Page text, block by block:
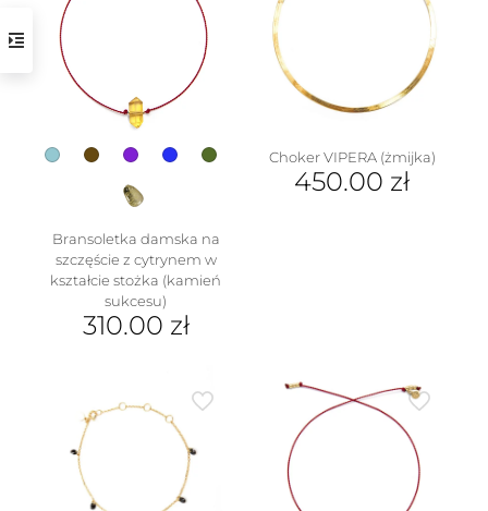
stronie
produktu
produktu
Bransoletka damska na
szczęście z cytrynem w
kształcie stożka (kamień
sukcesu)
310.00 zł
wiele
wariantów.
można
wybrać
Choker VIPERA (żmijka)
450.00 zł